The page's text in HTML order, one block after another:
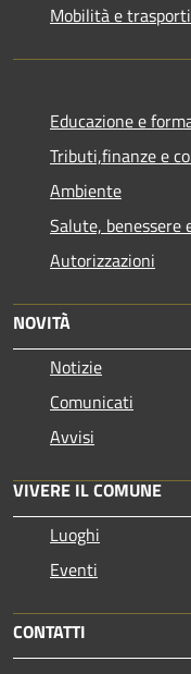
Mobilità e trasporti
Educazione e
Tributi,finanze e
Ambiente
Salute, benessere
Autorizzazioni
NOVITÀ
Notizie
Comunicati
Avvisi
VIVERE IL COMUNE
Luoghi
Eventi
CONTATTI